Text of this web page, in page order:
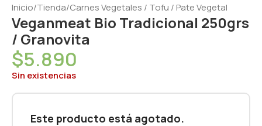
Inicio/Tienda/Carnes Vegetales / Tofu / Pate Vegetal
Veganmeat Bio Tradicional 250grs
/ Granovita
$5.890
Sin existencias
Este producto está agotado.